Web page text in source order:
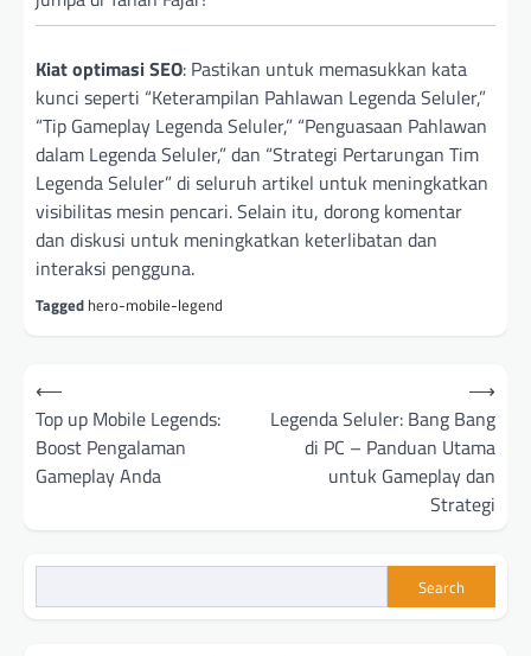
Kiat optimasi SEO: Pastikan untuk memasukkan kata
kunci seperti “Keterampilan Pahlawan Legenda Seluler,”
“Tip Gameplay Legenda Seluler,” “Penguasaan Pahlawan
dalam Legenda Seluler,” dan “Strategi Pertarungan Tim
Legenda Seluler” di seluruh artikel untuk meningkatkan
visibilitas mesin pencari. Selain itu, dorong komentar
dan diskusi untuk meningkatkan keterlibatan dan
interaksi pengguna.
Tagged hero-mobile-legend
Post
navigation
⟵
Top up Mobile Legends:
Boost Pengalaman
Gameplay Anda
Legenda Seluler: Bang Bang
di PC – Panduan Utama
untuk Gameplay dan
Strategi
⟶
Search